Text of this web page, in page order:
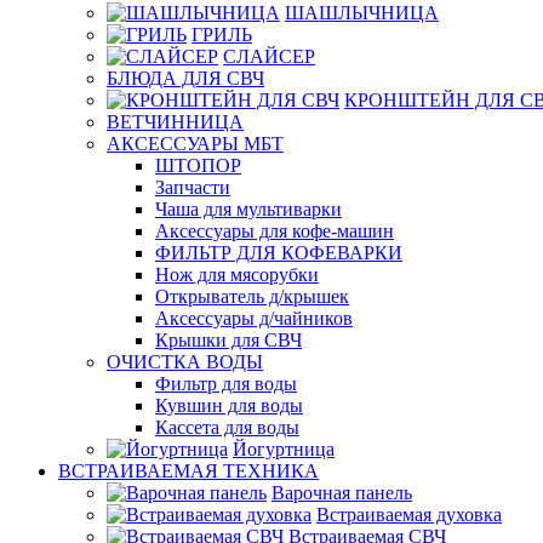
ШАШЛЫЧНИЦА
ГРИЛЬ
СЛАЙСЕР
БЛЮДА ДЛЯ СВЧ
КРОНШТЕЙН ДЛЯ
ВЕТЧИННИЦА
АКСЕССУАРЫ МБТ
ШТОПОР
Запчасти
Чаша для мультиварки
Аксессуары для кофе-машин
ФИЛЬТР ДЛЯ КОФЕВАРКИ
Нож для мясорубки
Открыватель д/крышек
Аксессуары д/чайников
Крышки для СВЧ
ОЧИСТКА ВОДЫ
Фильтр для воды
Кувшин для воды
Кассета для воды
Йогуртница
ВСТРАИВАЕМАЯ ТЕХНИКА
Варочная панель
Встраиваемая духовка
Встраиваемая СВЧ